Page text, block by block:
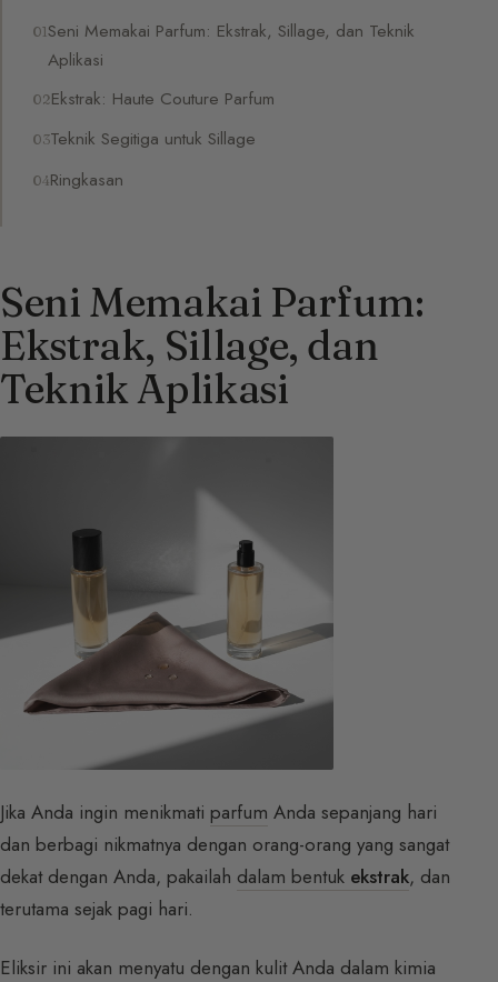
Seni Memakai Parfum: Ekstrak, Sillage, dan Teknik
Aplikasi
Ekstrak: Haute Couture Parfum
Teknik Segitiga untuk Sillage
Ringkasan
Seni Memakai Parfum:
Ekstrak, Sillage, dan
Teknik Aplikasi
Jika Anda ingin menikmati parfum Anda sepanjang hari
dan berbagi nikmatnya dengan orang-orang yang sangat
dekat dengan Anda, pakailah dalam bentuk ekstrak, dan
terutama sejak pagi hari.
Eliksir ini akan menyatu dengan kulit Anda dalam kimia